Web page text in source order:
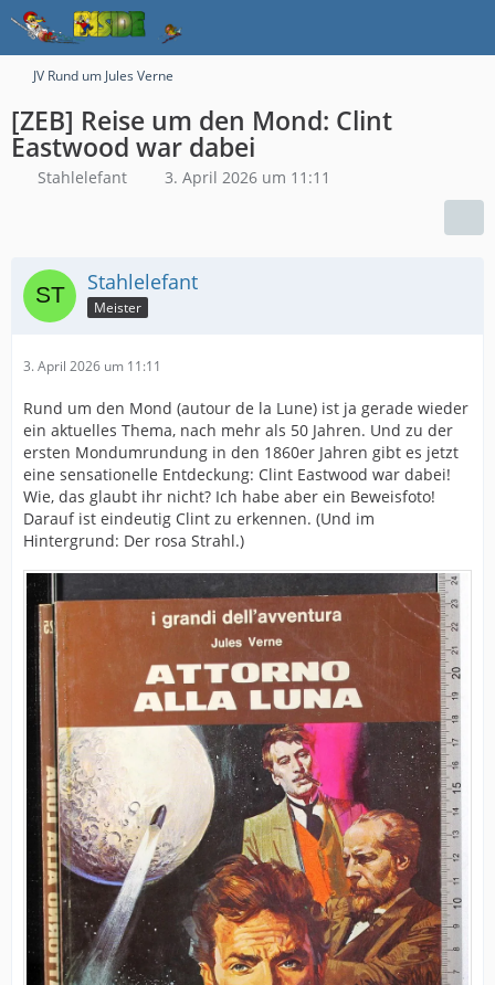
JV Rund um Jules Verne
[ZEB] Reise um den Mond: Clint
Eastwood war dabei
Stahlelefant 3. April 2026 um 11:11
Stahlelefant
Meister
3. April 2026 um 11:11
Rund um den Mond (autour de la Lune) ist ja gerade wieder
ein aktuelles Thema, nach mehr als 50 Jahren. Und zu der
ersten Mondumrundung in den 1860er Jahren gibt es jetzt
eine sensationelle Entdeckung: Clint Eastwood war dabei!
Wie, das glaubt ihr nicht? Ich habe aber ein Beweisfoto!
Darauf ist eindeutig Clint zu erkennen. (Und im
Hintergrund: Der rosa Strahl.)